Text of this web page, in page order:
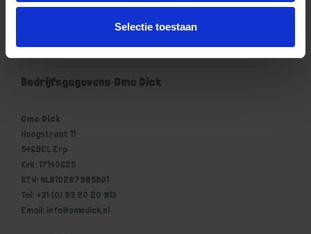
Selectie toestaan
Winkelwagen
Bedrijfsgegevens Ome Dick
Ome Dick
Hoogstraat 11
5469EL Erp
KvK: 17140625
BTW: NL810287985B01
Tel: +31 (0) 85 20 20 913
Email: info@omedick.nl